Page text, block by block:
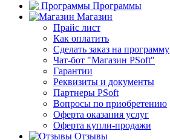
Программы
Магазин
Прайс лист
Как оплатить
Сделать заказ на программу
Чат-бот "Магазин PSoft"
Гарантии
Реквизиты и документы
Партнеры PSoft
Вопросы по приобретению
Оферта оказания услуг
Оферта купли-продажи
Отзывы